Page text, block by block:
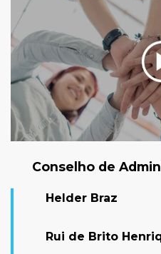
Conselho de
Helder Braz
Rui de Brito